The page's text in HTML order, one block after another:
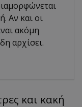
Αν και οι
ακόμη
αρχίσει.
και κακή